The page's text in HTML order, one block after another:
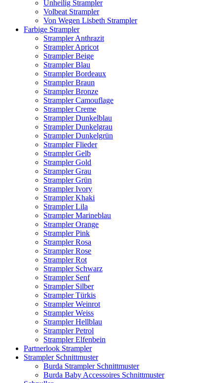
Unheilig Strampler
Volbeat Strampler
Von Wegen Lisbeth Strampler
Farbige Strampler
Strampler Anthrazit
Strampler Apricot
Strampler Beige
Strampler Blau
Strampler Bordeaux
Strampler Braun
Strampler Bronze
Strampler Camouflage
Strampler Creme
Strampler Dunkelblau
Strampler Dunkelgrau
Strampler Dunkelgrün
Strampler Flieder
Strampler Gelb
Strampler Gold
Strampler Grau
Strampler Grün
Strampler Ivory
Strampler Khaki
Strampler Lila
Strampler Marineblau
Strampler Orange
Strampler Pink
Strampler Rosa
Strampler Rose
Strampler Rot
Strampler Schwarz
Strampler Senf
Strampler Silber
Strampler Türkis
Strampler Weinrot
Strampler Weiss
Strampler Hellblau
Strampler Petrol
Strampler Elfenbein
Partnerlook Strampler
Strampler Schnittmuster
Burda Strampler Schnittmuster
Burda Baby Accessoires Schnittmuster